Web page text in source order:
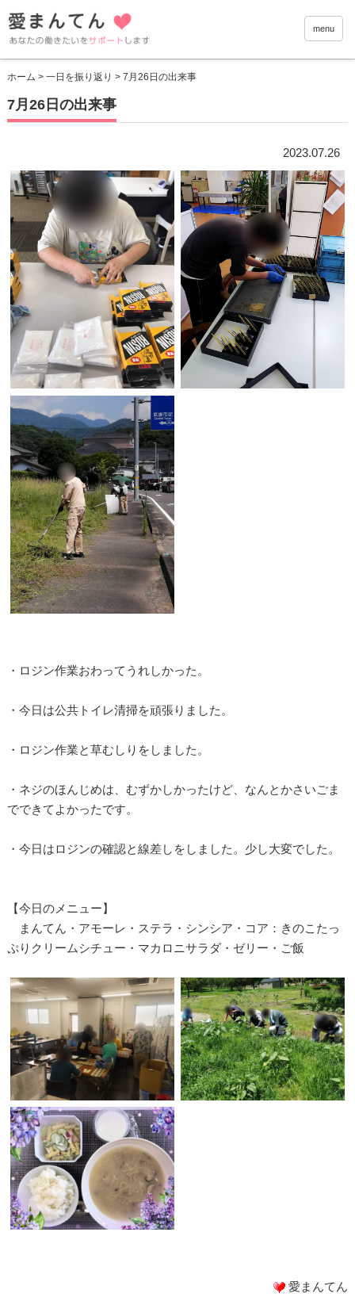
愛まん
menu
ホーム > 一日を振り返り > 7月26日の出来事
7月26日の出来事
2023.07.26
・ロジン作業おわってうれしかった。
・今日は公共トイレ清掃を頑張りました。
・ロジン作業と草むしりをしました。
・ネジのほんじめは、むずかしかったけど、なんとかさいごま
でできてよかったです。
・今日はロジンの確認と線差しをしました。少し大変でした。
【今日のメニュー】
まんてん・アモーレ・ステラ・シンシア・コア：きのこたっ
ぷりクリームシチュー・マカロニサラダ・ゼリー・ご飯
愛まんてん